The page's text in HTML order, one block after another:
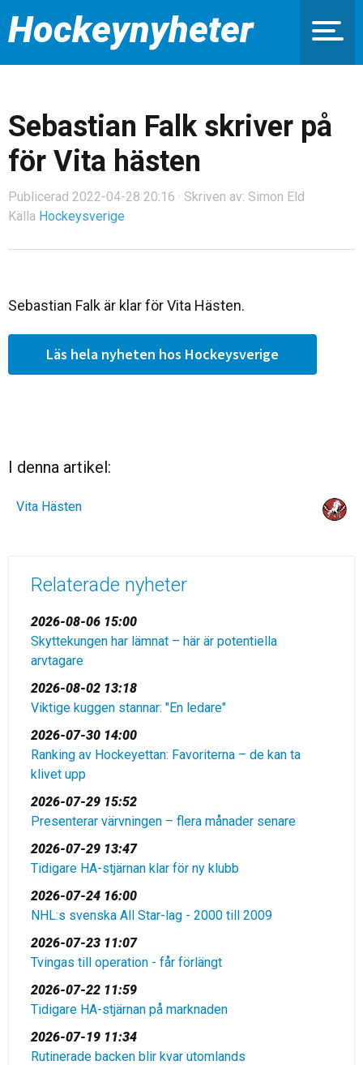
Hockeynyheter
Sebastian Falk skriver på
för Vita hästen
Publicerad 2022-04-28 20:16 · Skriven av: Simon Eld
Källa Hockeysverige
Sebastian Falk är klar för Vita Hästen.
Läs hela nyheten hos Hockeysverige
I denna artikel:
Vita Hästen
Relaterade nyheter
2026-08-06 15:00
Skyttekungen har lämnat – här är potentiella
arvtagare
2026-08-02 13:18
Viktige kuggen stannar: "En ledare"
2026-07-30 14:00
Ranking av Hockeyettan: Favoriterna – de kan ta
klivet upp
2026-07-29 15:52
Presenterar värvningen – flera månader senare
2026-07-29 13:47
Tidigare HA-stjärnan klar för ny klubb
2026-07-24 16:00
NHL:s svenska All Star-lag - 2000 till 2009
2026-07-23 11:07
Tvingas till operation - får förlängt
2026-07-22 11:59
Tidigare HA-stjärnan på marknaden
2026-07-19 11:34
Rutinerade backen blir kvar utomlands